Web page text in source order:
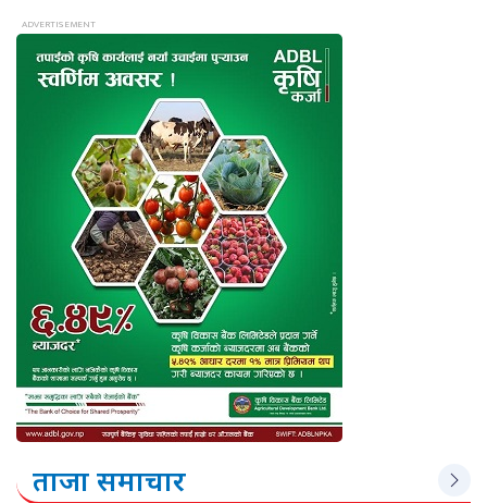
ताजा समाचार